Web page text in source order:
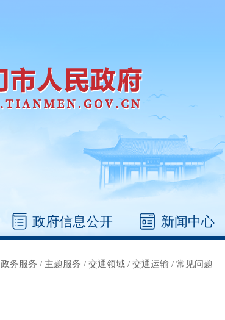
政府信息公开 新闻中心
政务服务 / 主题服务 / 交通领域 / 交通运输 / 常见问题